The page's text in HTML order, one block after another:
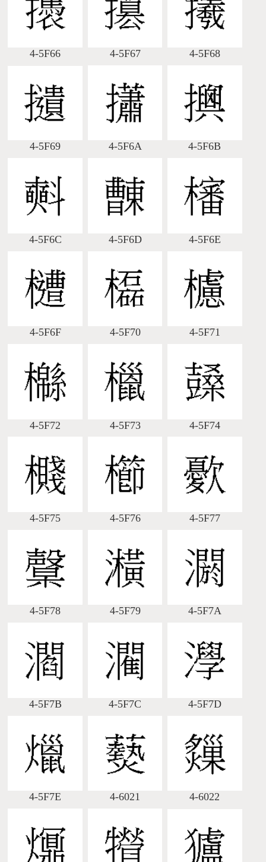
4-5F66 4-5F67 4-5F68
4-5F69 4-5F6A 4-5F6B
4-5F6C 4-5F6D 4-5F6E
4-5F6F 4-5F70 4-5F71
4-5F72 4-5F73 4-5F74
4-5F75 4-5F76 4-5F77
4-5F78 4-5F79 4-5F7A
4-5F7B 4-5F7C 4-5F7D
4-5F7E 4-6021 4-6022